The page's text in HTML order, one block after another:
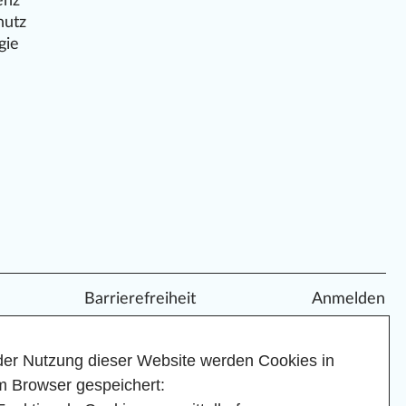
Barrierefreiheit Anmelden
Nutzung dieser Website werden Cookies in
Browser gespeichert: